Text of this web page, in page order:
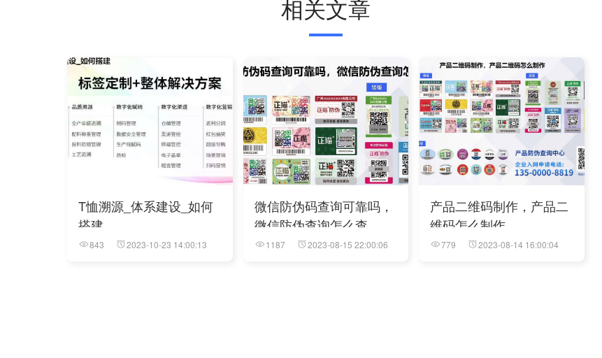
相关文章
T恤溯源_体系建设_如何
搭建
843 2023-10-23 14:00:13
微信防伪码查询可靠吗，
微信防伪查询怎么查
1187 2023-08-15 22:00:06
产品二维码制作，产品二
维码怎么制作
779 2023-08-14 16:00:04